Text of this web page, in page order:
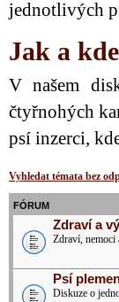
jednotlivých
Jak a
V našem
čtyřnohých
psí inzerci,
Vyhledat témata bez
FÓRUM
Zdraví a
Zdraví, nemoci
Psí
Diskuze o